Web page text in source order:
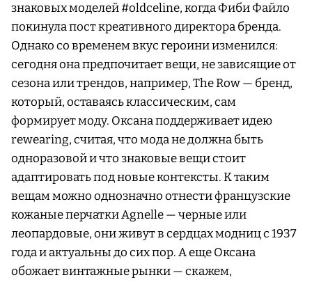
знаковых моделей #oldceline, когда Фиби Файло
покинула пост креативного директора бренда.
Однако со временем вкус героини изменился:
сегодня она предпочитает вещи, не зависящие от
сезона или трендов, например, The Row — бренд,
который, оставаясь классическим, сам
формирует моду. Оксана поддерживает идею
rewearing, считая, что мода не должна быть
одноразовой и что знаковые вещи стоит
адаптировать под новые контексты. К таким
вещам можно однозначно отнести французские
кожаные перчатки Agnelle — черные или
леопардовые, они живут в сердцах модниц с 1937
года и актуальны до сих пор. А еще Оксана
обожает винтажные рынки — скажем,